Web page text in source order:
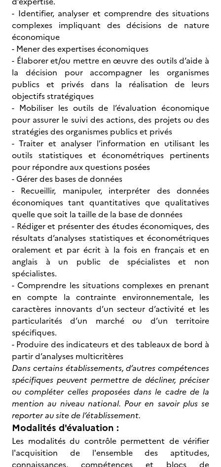
- Identifier, analyser et comprendre des situations
complexes impliquant des décisions de nature
économique
- Mener des expertises économiques
- Élaborer et/ou mettre en œuvre des outils d’aide à
la décision pour accompagner les organismes
publics et privés dans la réalisation de leurs
objectifs stratégiques
- Mobiliser les outils de l’évaluation économique
pour assurer le suivi des actions, des projets ou des
stratégies des organismes publics et privés
- Traiter et analyser l’information en utilisant les
outils statistiques et économétriques pertinents
pour répondre aux questions posées
- Gérer des bases de données
- Recueillir, manipuler, interpréter des données
économiques tant quantitatives que qualitatives
quelle que soit la taille de la base de données
- Rédiger et présenter des études économiques, des
résultats d’analyses statistiques et économétriques
oralement et par écrit à la fois en français et en
anglais à un public de spécialistes et non
spécialistes.
- Comprendre les situations complexes en prenant
en compte la contrainte environnementale, les
caractères innovants d’un secteur d’activité et les
particularités d’un marché ou d’un territoire
spécifiques.
- Produire des indicateurs et des tableaux de bord à
partir d’analyses multicritères
Dans certains établissements, d’autres compétences
spécifiques peuvent permettre de décliner, préciser
ou compléter celles proposées dans le cadre de la
mention au niveau national. Pour en savoir plus se
reporter au site de l’établissement.
Modalités d'évaluation :
Les modalités du contrôle permettent de vérifier
l'acquisition de l'ensemble des aptitudes,
connaissances, compétences et blocs de